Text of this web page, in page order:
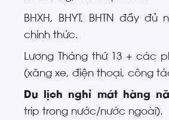
BHXH, BHYT, BHTN đầy
chính thức.
Lương Tháng thứ 13 + các
(xăng xe, điện thoại, công
Du lịch nghỉ mát hàng
trip trong nước/nước ngoài).